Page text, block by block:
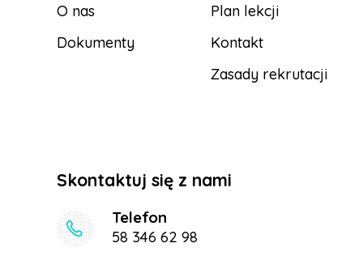
O nas
Plan lekcji
Dokumenty
Kontakt
Zasady rekrutacji
Skontaktuj się z nami
Telefon
58 346 62 98